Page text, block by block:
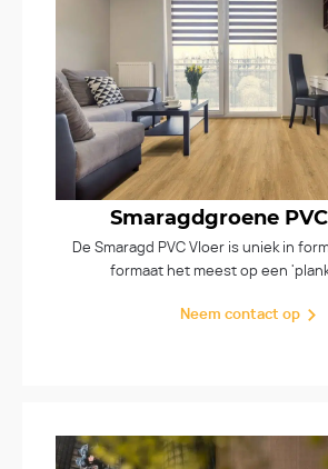
Smaragdgroene
De Smaragd PVC Vloer is uniek in
formaat het meest op een
Neem contact op